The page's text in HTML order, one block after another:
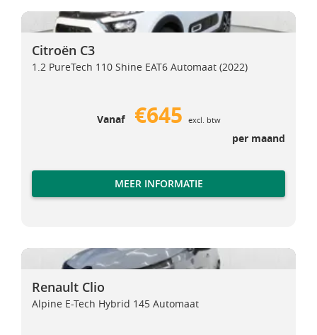
Citroën C3
Citroën C3
Citroën C3
1.2 PureTech 110 Shine EAT6 Automaat (2022)
Vanaf €645 excl. btw
per maand
MEER INFORMATIE
Renault Clio
Renault Clio
Renault Clio
Alpine E-Tech Hybrid 145 Automaat